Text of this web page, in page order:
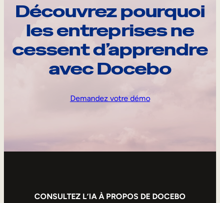
Découvrez pourquoi
les entreprises ne
cessent d’apprendre
avec Docebo
Demandez votre démo
CONSULTEZ L’IA À PROPOS DE DOCEBO